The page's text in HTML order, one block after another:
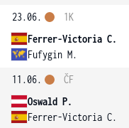
23.06.
Ferrer-Victoria C.
Fufygin M.
1K
11.06.
Oswald P.
Ferrer-Victoria C.
ČF